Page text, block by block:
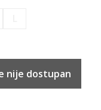
nije dostupan